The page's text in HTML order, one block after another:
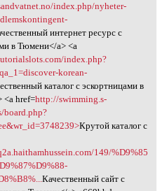
index.php/nyheter-
интернет ресурс с
в Тюмени</a> <a
index.php?
korean-
каталог с эскортницами в
<a href=http://swimming.s-
board.php?
Крутой каталог с
149/%D9%85
Качественный сайт с